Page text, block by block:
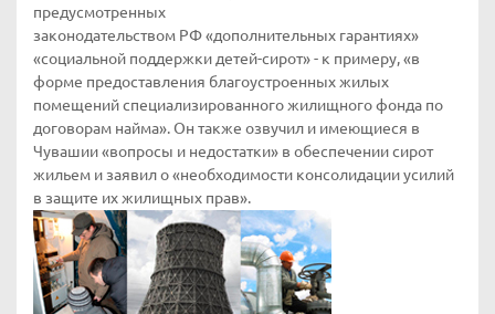
предусмотренных
законодательством РФ «дополнительных гарантиях»
«социальной поддержки детей-сирот» - к примеру, «в
форме предоставления благоустроенных жилых
помещений специализированного жилищного фонда по
договорам найма». Он также озвучил и имеющиеся в
Чувашии «вопросы и недостатки» в обеспечении сирот
жильем и заявил о «необходимости консолидации усилий
в защите их жилищных прав».